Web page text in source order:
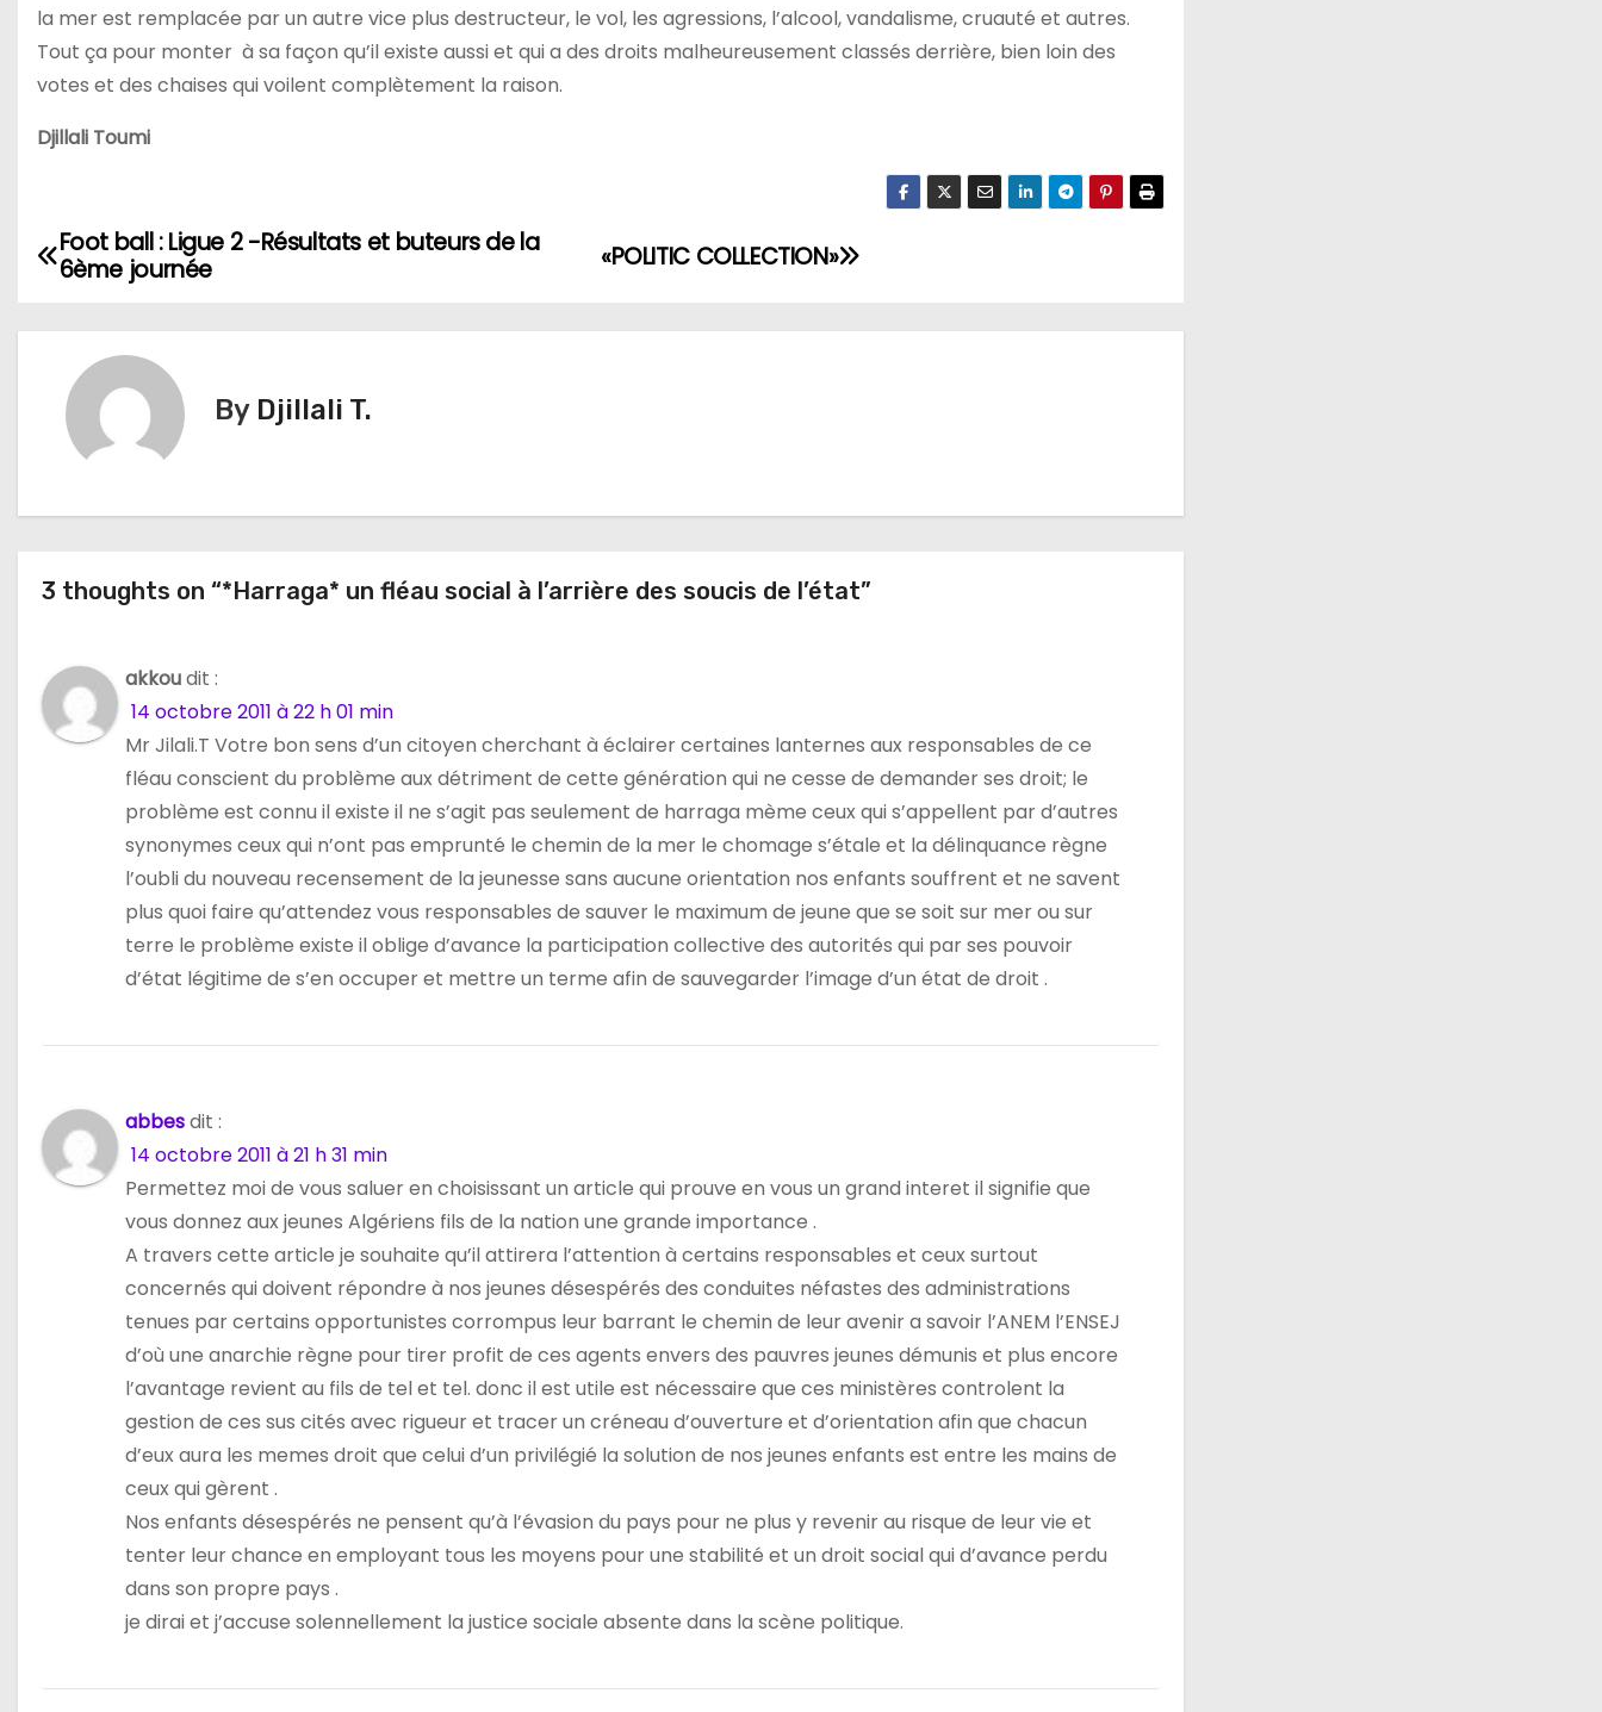
la mer est remplacée par un autre vice plus destructeur, le vol, les agressions, l’alcool, vandalisme, cruauté et autres.
Tout ça pour monter à sa façon qu’il existe aussi et qui a des droits malheureusement classés derrière, bien loin des
votes et des chaises qui voilent complètement la raison.
Djillali Toumi
N
i
n
d
t
c
«POLITIC COLLECTION»
Foot ball : Ligue 2 -Résultats et buteurs de la
6ème journée
By Djillali T.
3 thoughts on “*Harraga* un fléau social à l’arrière des soucis de l’état”
akkoudit :
14 octobre 2011 à 22 h 01 min
Mr Jilali.T Votre bon sens d’un citoyen cherchant à éclairer certaines lanternes aux responsables de ce
fléau conscient du problème aux détriment de cette génération qui ne cesse de demander ses droit; le
problème est connu il existe il ne s’agit pas seulement de harraga mème ceux qui s’appellent par d’autres
synonymes ceux qui n’ont pas emprunté le chemin de la mer le chomage s’étale et la délinquance règne
l’oubli du nouveau recensement de la jeunesse sans aucune orientation nos enfants souffrent et ne savent
plus quoi faire qu’attendez vous responsables de sauver le maximum de jeune que se soit sur mer ou sur
terre le problème existe il oblige d’avance la participation collective des autorités qui par ses pouvoir
d’état légitime de s’en occuper et mettre un terme afin de sauvegarder l’image d’un état de droit .
abbesdit :
14 octobre 2011 à 21 h 31 min
Permettez moi de vous saluer en choisissant un article qui prouve en vous un grand interet il signifie que
vous donnez aux jeunes Algériens fils de la nation une grande importance .
A travers cette article je souhaite qu’il attirera l’attention à certains responsables et ceux surtout
concernés qui doivent répondre à nos jeunes désespérés des conduites néfastes des administrations
tenues par certains opportunistes corrompus leur barrant le chemin de leur avenir a savoir l’ANEM l’ENSEJ
d’où une anarchie règne pour tirer profit de ces agents envers des pauvres jeunes démunis et plus encore
l’avantage revient au fils de tel et tel. donc il est utile est nécessaire que ces ministères controlent la
gestion de ces sus cités avec rigueur et tracer un créneau d’ouverture et d’orientation afin que chacun
d’eux aura les memes droit que celui d’un privilégié la solution de nos jeunes enfants est entre les mains de
ceux qui gèrent .
Nos enfants désespérés ne pensent qu’à l’évasion du pays pour ne plus y revenir au risque de leur vie et
tenter leur chance en employant tous les moyens pour une stabilité et un droit social qui d’avance perdu
dans son propre pays .
je dirai et j’accuse solennellement la justice sociale absente dans la scène politique.